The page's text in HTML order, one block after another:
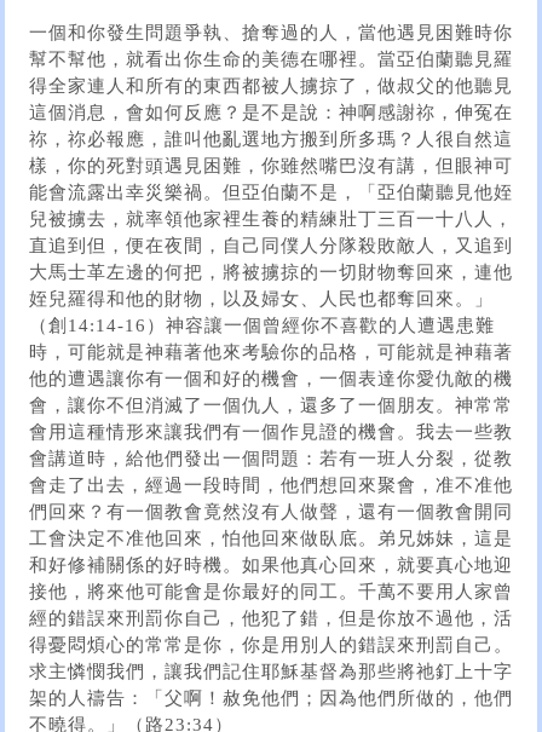
一個和你發生問題爭執、搶奪過的人，當他遇見困難時你
幫不幫他，就看出你生命的美德在哪裡。當亞伯蘭聽見羅
得全家連人和所有的東西都被人擄掠了，做叔父的他聽見
這個消息，會如何反應？是不是說：神啊感謝祢，伸冤在
祢，祢必報應，誰叫他亂選地方搬到所多瑪？人很自然這
樣，你的死對頭遇見困難，你雖然嘴巴沒有講，但眼神可
能會流露出幸災樂禍。但亞伯蘭不是，「亞伯蘭聽見他姪
兒被擄去，就率領他家裡生養的精練壯丁三百一十八人，
直追到但，便在夜間，自己同僕人分隊殺敗敵人，又追到
大馬士革左邊的何把，將被擄掠的一切財物奪回來，連他
姪兒羅得和他的財物，以及婦女、人民也都奪回來。」
（創14:14-16）神容讓一個曾經你不喜歡的人遭遇患難
時，可能就是神藉著他來考驗你的品格，可能就是神藉著
他的遭遇讓你有一個和好的機會，一個表達你愛仇敵的機
會，讓你不但消滅了一個仇人，還多了一個朋友。神常常
會用這種情形來讓我們有一個作見證的機會。我去一些教
會講道時，給他們發出一個問題：若有一班人分裂，從教
會走了出去，經過一段時間，他們想回來聚會，准不准他
們回來？有一個教會竟然沒有人做聲，還有一個教會開同
工會決定不准他回來，怕他回來做臥底。弟兄姊妹，這是
和好修補關係的好時機。如果他真心回來，就要真心地迎
接他，將來他可能會是你最好的同工。千萬不要用人家曾
經的錯誤來刑罰你自己，他犯了錯，但是你放不過他，活
得憂悶煩心的常常是你，你是用別人的錯誤來刑罰自己。
求主憐憫我們，讓我們記住耶穌基督為那些將祂釘上十字
架的人禱告：「父啊！赦免他們；因為他們所做的，他們
不曉得。」（路23:34）